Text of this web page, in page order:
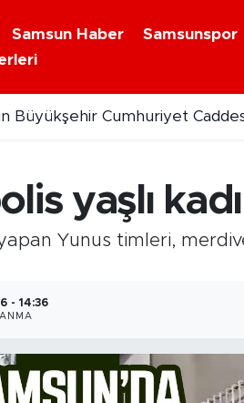
Samsun Haber Samsunspor
yaşlı
Yunus timleri,
- 14:36